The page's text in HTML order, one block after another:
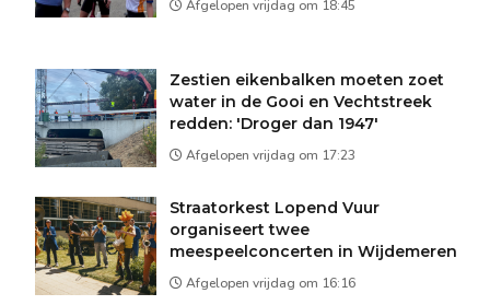
Afgelopen vrijdag om 18:45
Zestien eikenbalken moeten zoet
water in de Gooi en Vechtstreek
redden: 'Droger dan 1947'
Afgelopen vrijdag om 17:23
Straatorkest Lopend Vuur
organiseert twee
meespeelconcerten in Wijdemeren
Afgelopen vrijdag om 16:16